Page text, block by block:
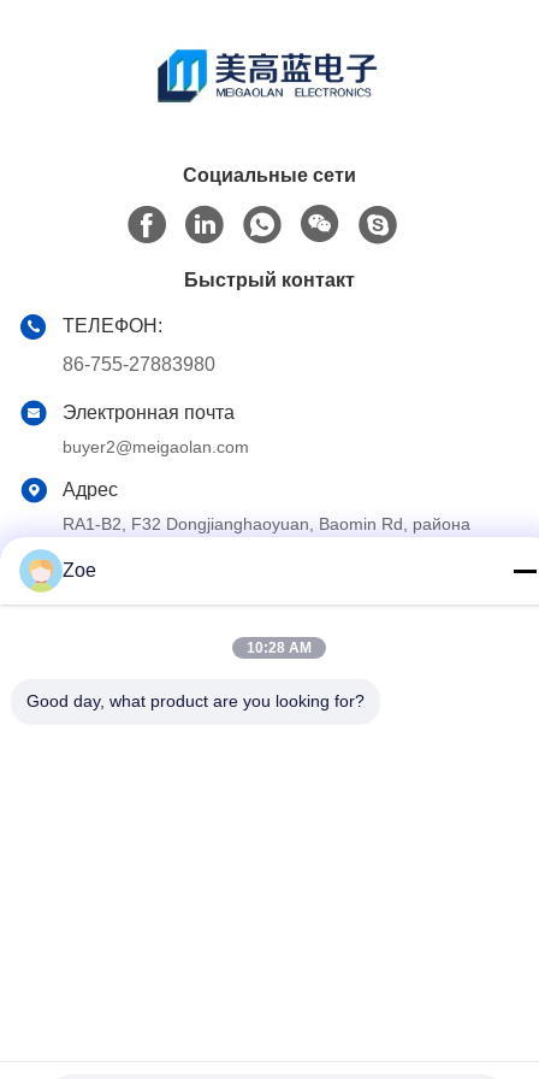
Социальные сети
Быстрый контакт
ТЕЛЕФОН:
86-755-27883980
Электронная почта
buyer2@meigaolan.com
Адрес
RA1-B2, F32 Dongjianghaoyuan, Baomin Rd, района
Bao'an, Шэньчжэня, Китая
Китай Хорошее качество Спектральный анализатор RF
Instrument Co. Ltd Все права защищены.
Zoe
10:28 AM
Good day, what product are you looking for?